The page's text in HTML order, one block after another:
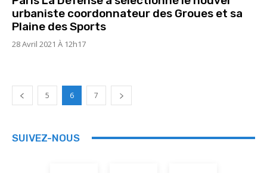
urbaniste coordonnateur des Groues et sa
Plaine des Sports
28 Avril 2021 À 12h17
5 6 7
SUIVEZ-NOUS